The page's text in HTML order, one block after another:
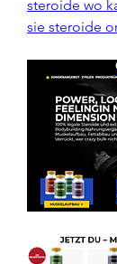
steroide wo
sie steroide